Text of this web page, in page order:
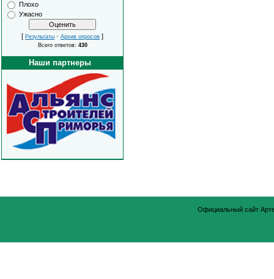
Плохо
Ужасно
[ Результаты · Архив опросов ]
Всего ответов: 430
Наши партнеры
Официальный сайт